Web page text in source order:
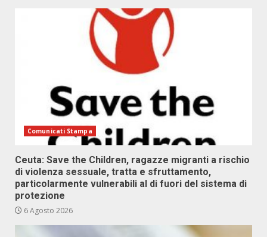
Comunicati Stampa
Ceuta: Save the Children, ragazze migranti a rischio
di violenza sessuale, tratta e sfruttamento,
particolarmente vulnerabili al di fuori del sistema di
protezione
6 Agosto 2026